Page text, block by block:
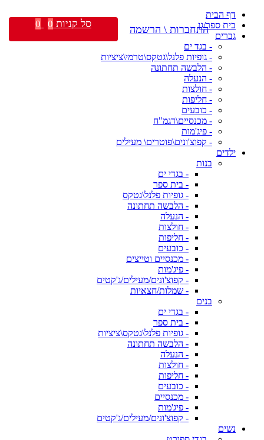
דף הבית
בית ספר/גן
גברים
- בגד ים
- גופיות פלנל\גטקס\טרמי\ציציות
- הלבשה תחתונה
- הנעלה
- חולצות
- חליפות
- כובעים
- מכנסיים\דגמ"ח
- פיג'מות
- קפוצ'ונים\פוטרים\ מעילים
ילדים
בנות
- בגדי ים
- בית ספר
- גופיות פלנל\גטקס
- הלבשה תחתונה
- הנעלה
- חולצות
- חליפות
- כובעים
- מכנסיים וטייצים
- פיג'מות
- קפוצ'ונים/מעילים/ג'קטים
- שמלות/חצאיות
בנים
- בגדי ים
- בית ספר
- גופיות פלנל\גטקס\ציציות
- הלבשה תחתונה
- הנעלה
- חולצות
- חליפות
- כובעים
- מכנסיים
- פיג'מות
- קפוצ'ונים/מעילים/ג'קטים
נשים
התחברות \ הרשמה סל קניות 0
0